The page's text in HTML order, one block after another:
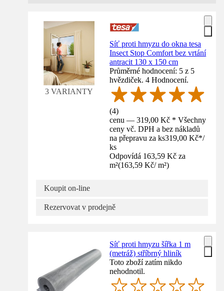
3 VARIANTY
Síť proti hmyzu do okna tesa
Insect Stop Comfort bez vrtání
antracit 130 x 150 cm
Průměrné hodnocení: 5 z 5
hvězdiček. 4 Hodnocení.
(4)
cenu — 319,00 Kč * Všechny
ceny vč. DPH a bez nákladů
na přepravu za ks319,00 Kč*/
ks
Odpovídá 163,59 Kč za
m²(163,59 Kč/ m²)
Koupit on-line
Rezervovat v prodejně
Síť proti hmyzu šířka 1 m
(metráž) stříbrný hliník
Toto zboží zatím nikdo
nehodnotil.